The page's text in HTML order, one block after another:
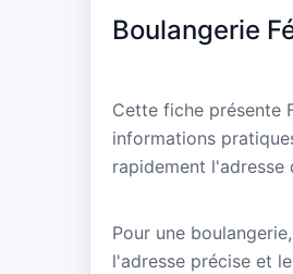
Boulangerie
Cette fiche présente
informations
rapidement l'adresse
Pour une
l'adresse précise et